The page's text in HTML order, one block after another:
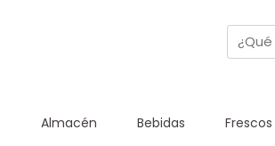
Almacén Bebidas Frescos